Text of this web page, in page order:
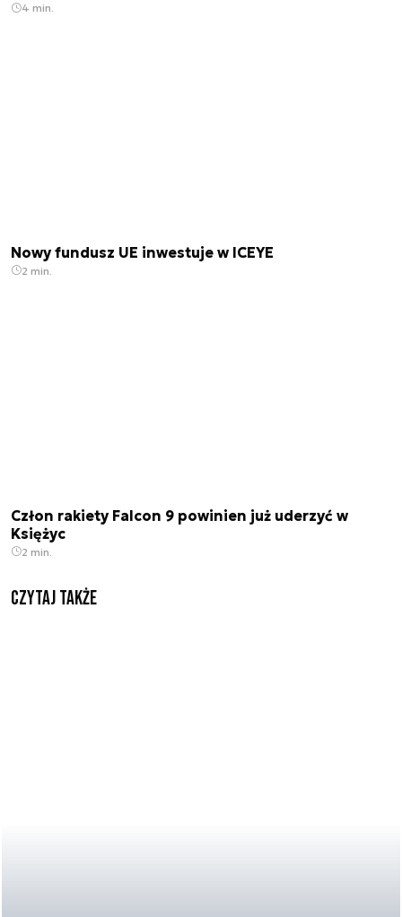
4 min.
Nowy fundusz UE inwestuje w ICEYE
2 min.
Człon rakiety Falcon 9 powinien już uderzyć w
Księżyc
2 min.
Czytaj także